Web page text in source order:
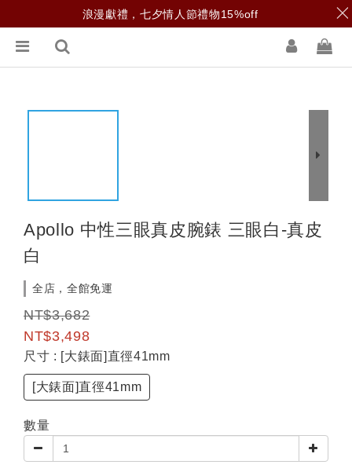
Apollo 中性三眼真皮腕錶 三眼白-真皮
白
全店，全館免運
NT$3,682
NT$3,498
尺寸 : [大錶面]直徑41mm
[大錶面]直徑41mm
數量
浪漫獻禮，七夕情人節禮物15%off